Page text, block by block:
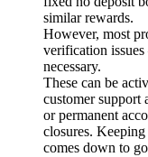
similar rewards.
However, most
verification issues
necessary.
These can be
customer support
or permanent
closures.
comes down to